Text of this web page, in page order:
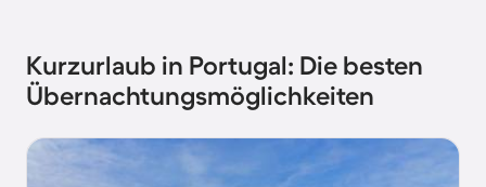
Kurzurlaub in Portugal: Die besten
Übernachtungsmöglichkeiten